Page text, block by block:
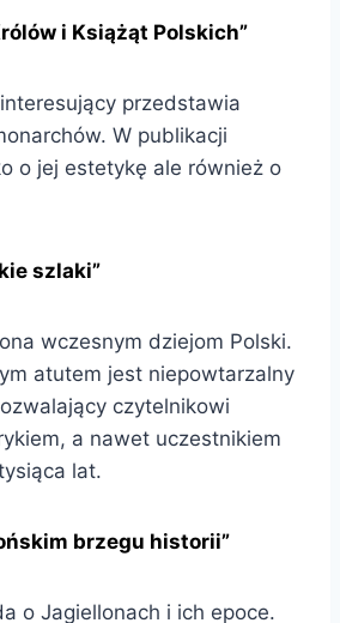
i Książąt Polskich”
przedstawia
W publikacji
o jej estetykę ale również o
szlaki”
wczesnym dziejom Polski.
atutem jest niepowtarzalny
czytelnikowi
a nawet uczestnikiem
lat.
brzegu historii”
o Jagiellonach i ich epoce.